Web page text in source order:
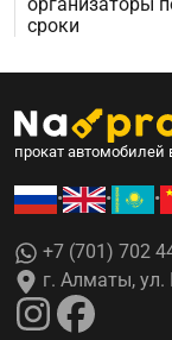
сроки
прокат автомобилей
• • •
+7 (701) 702
г. Алматы,